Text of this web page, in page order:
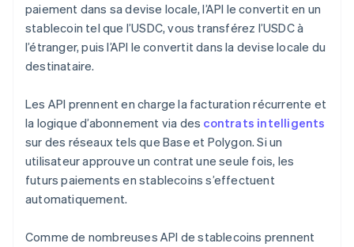
paiement dans sa devise locale, l’API le convertit en un
stablecoin tel que l’USDC, vous transférez l’USDC à
l’étranger, puis l’API le convertit dans la devise locale du
destinataire.
Les API prennent en charge la facturation récurrente et
la logique d’abonnement via des contrats intelligents
sur des réseaux tels que Base et Polygon. Si un
utilisateur approuve un contrat une seule fois, les
futurs paiements en stablecoins s’effectuent
automatiquement.
Comme de nombreuses API de stablecoins prennent